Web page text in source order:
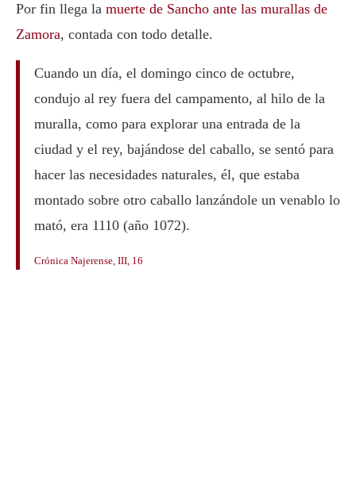
Por fin llega la muerte de Sancho ante las murallas de
Zamora, contada con todo detalle.
Cuando un día, el domingo cinco de octubre,
condujo al rey fuera del campamento, al hilo de la
muralla, como para explorar una entrada de la
ciudad y el rey, bajándose del caballo, se sentó para
hacer las necesidades naturales, él, que estaba
montado sobre otro caballo lanzándole un venablo lo
mató, era 1110 (año 1072).
Crónica Najerense, III, 16